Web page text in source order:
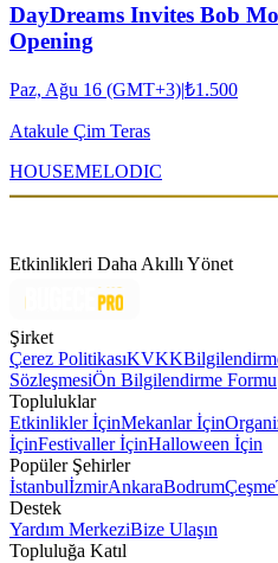
DayDreams Invites Bob
Opening
Paz, Ağu 16 (GMT+3)|₺1.500
Atakule Çim Teras
HOUSEMELODIC
Etkinlikleri Daha Akıllı Yönet
Şirket
Çerez PolitikasıKVKK
SözleşmesiÖn Bilgilendirme Formu
Topluluklar
Etkinlikler İçinMekanlar İçin
İçinFestivaller İçinHalloween İçin
Popüler Şehirler
İstanbulİzmirAnkaraBodrumÇeşme
Destek
Yardım MerkeziBize Ulaşın
Topluluğa Katıl